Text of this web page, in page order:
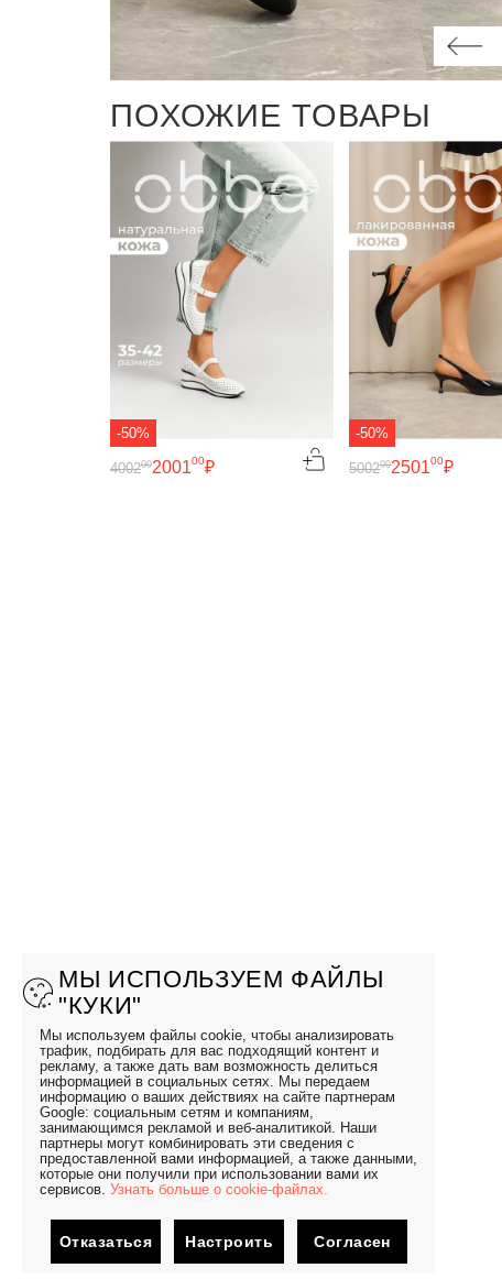
ПОХОЖИЕ ТОВАРЫ
-50%
200100₽
400200
-50%
250100₽
500200
МЫ ИСПОЛЬЗУЕМ ФАЙЛЫ
"КУКИ"
Мы используем файлы cookie, чтобы анализировать
трафик, подбирать для вас подходящий контент и
рекламу, а также дать вам возможность делиться
информацией в социальных сетях. Мы передаем
информацию о ваших действиях на сайте партнерам
Google: социальным сетям и компаниям,
занимающимся рекламой и веб-аналитикой. Наши
партнеры могут комбинировать эти сведения с
предоставленной вами информацией, а также данными,
которые они получили при использовании вами их
сервисов. Узнать больше о cookie-файлах.
Отказаться Настроить Согласен